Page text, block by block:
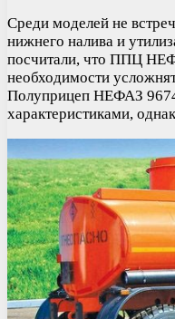
Среди моделей не
нижнего налива и
посчитали, что ППЦ
необходимости
Полуприцеп НЕФАЗ
характеристиками,